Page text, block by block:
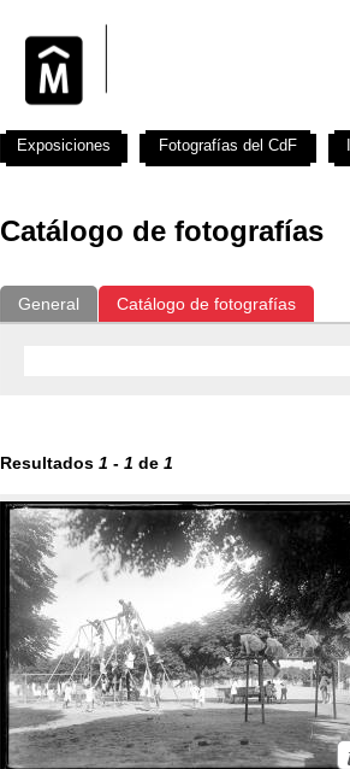
Catálogo de fotografías
General Catálogo de fotografías
Resultados 1 - 1 de 1
Exposiciones Fotografías del CdF